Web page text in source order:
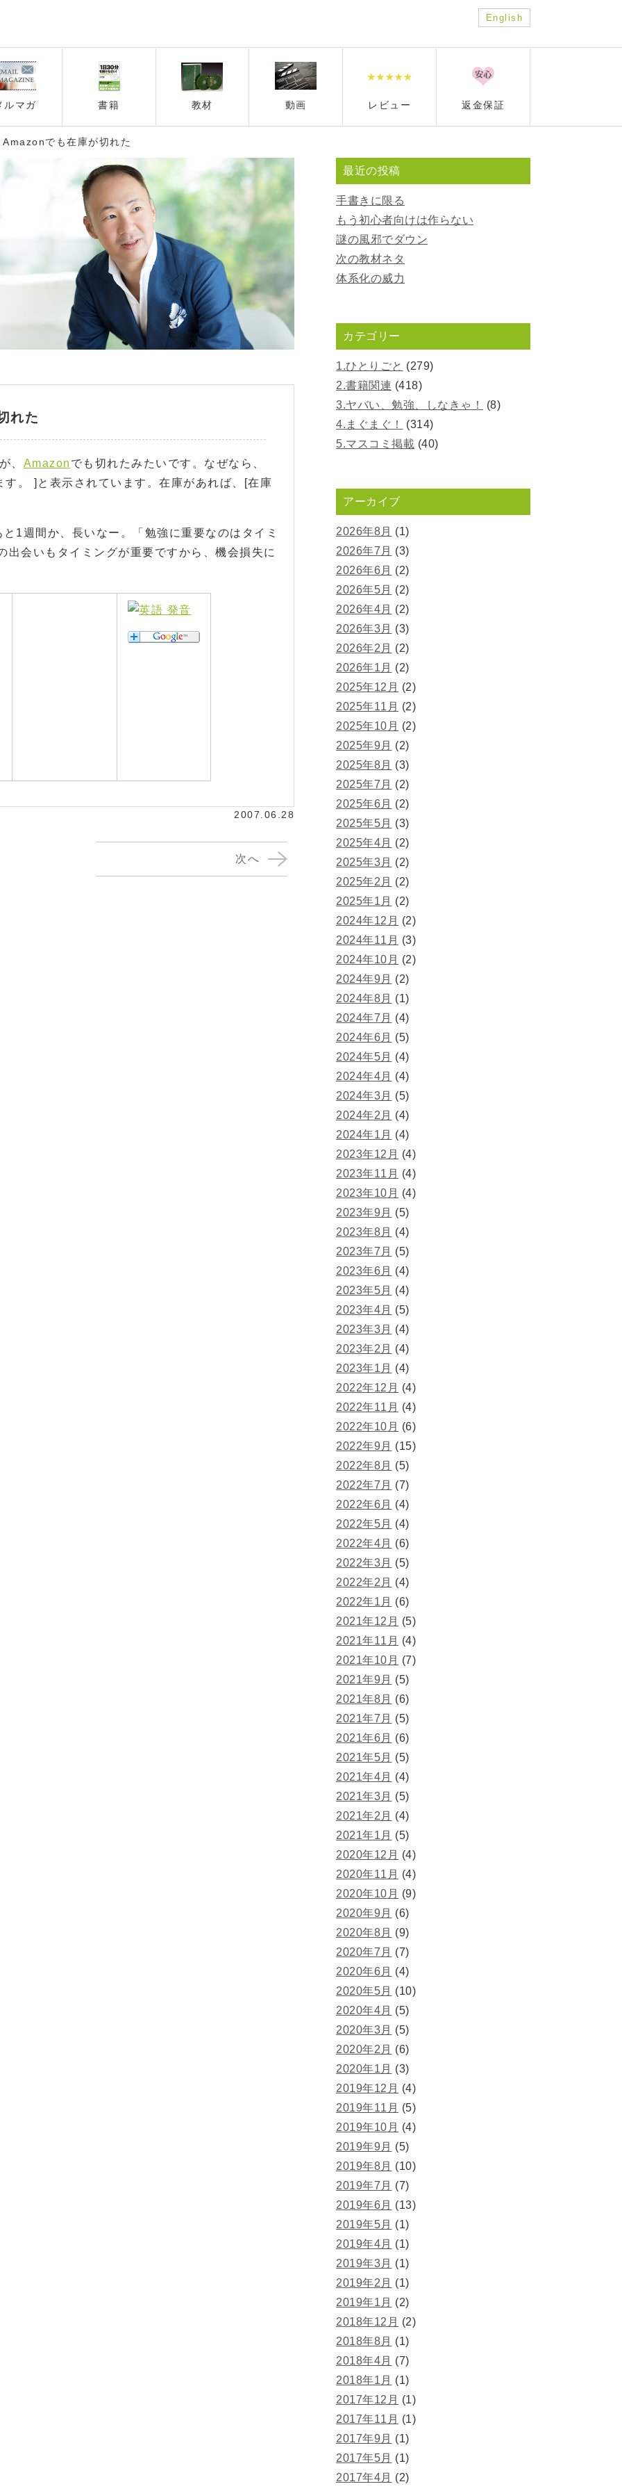
English
ルマガ 書籍 教材 動画 レビュー 返金保証
Amazonでも在庫が切れた
れた
、 Amazon でも切れたみたいです。なぜなら、
。 ]と表示されています。在庫があれば、[在庫
1週間か、長いなー。「勉強に重要なのはタイミ
出会いもタイミングが重要ですから、機会損失に
2007.06.28
次へ
最近の投稿
手書きに限る
もう初心者向けは作らない
謎の風邪でダウン
次の教材ネタ
体系化の威力
カテゴリー
1.ひとりごと (279)
2.書籍関連 (418)
3.ヤバい、勉強、しなきゃ！
(8)
4.まぐまぐ！
(314)
5.マスコミ掲載 (40)
アーカイブ
2026年8月 (1)
2026年7月 (3)
2026年6月 (2)
2026年5月 (2)
2026年4月 (2)
2026年3月 (3)
2026年2月 (2)
2026年1月 (2)
2025年12月 (2)
2025年11月 (2)
2025年10月 (2)
2025年9月 (2)
2025年8月 (3)
2025年7月 (2)
2025年6月 (2)
2025年5月 (3)
2025年4月 (2)
2025年3月 (2)
2025年2月 (2)
2025年1月 (2)
2024年12月 (2)
2024年11月 (3)
2024年10月 (2)
2024年9月 (2)
2024年8月 (1)
2024年7月 (4)
2024年6月 (5)
2024年5月 (4)
2024年4月 (4)
2024年3月 (5)
2024年2月 (4)
2024年1月 (4)
2023年12月 (4)
2023年11月 (4)
2023年10月 (4)
2023年9月 (5)
2023年8月 (4)
2023年7月 (5)
2023年6月 (4)
2023年5月 (4)
2023年4月 (5)
2023年3月 (4)
2023年2月 (4)
2023年1月 (4)
2022年12月 (4)
2022年11月 (4)
2022年10月 (6)
2022年9月 (15)
2022年8月 (5)
2022年7月 (7)
2022年6月 (4)
2022年5月 (4)
2022年4月 (6)
2022年3月 (5)
2022年2月 (4)
2022年1月 (6)
2021年12月 (5)
2021年11月 (4)
2021年10月 (7)
2021年9月 (5)
2021年8月 (6)
2021年7月 (5)
2021年6月 (6)
2021年5月 (5)
2021年4月 (4)
2021年3月 (5)
2021年2月 (4)
2021年1月 (5)
2020年12月 (4)
2020年11月 (4)
2020年10月 (9)
2020年9月 (6)
2020年8月 (9)
2020年7月 (7)
2020年6月 (4)
2020年5月 (10)
2020年4月 (5)
2020年3月 (5)
2020年2月 (6)
2020年1月 (3)
2019年12月 (4)
2019年11月 (5)
2019年10月 (4)
2019年9月 (5)
2019年8月 (10)
2019年7月 (7)
2019年6月 (13)
2019年5月 (1)
2019年4月 (1)
2019年3月 (1)
2019年2月 (1)
2019年1月 (2)
2018年12月 (2)
2018年8月 (1)
2018年4月 (7)
2018年1月 (1)
2017年12月 (1)
2017年11月 (1)
2017年9月 (1)
2017年5月 (1)
2017年4月 (2)